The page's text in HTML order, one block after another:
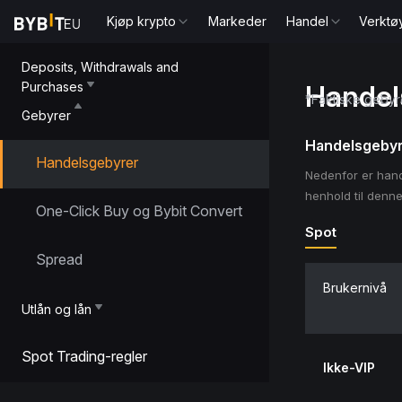
Kjøp krypto Markeder Handel
Deposits, Withdrawals and
Purchases
Gebyrer
Handelsgebyrer
One-Click Buy og Bybit Convert
Spread
Utlån og lån
Spot Trading-regler
*Faktiske
Nedenfor er
henhold til
Spot
Brukernivå
Ikke-VIP